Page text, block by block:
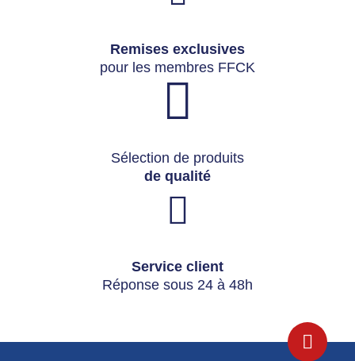
Remises exclusives
pour les membres FFCK
Sélection de produits
de qualité
Service client
Réponse sous 24 à 48h